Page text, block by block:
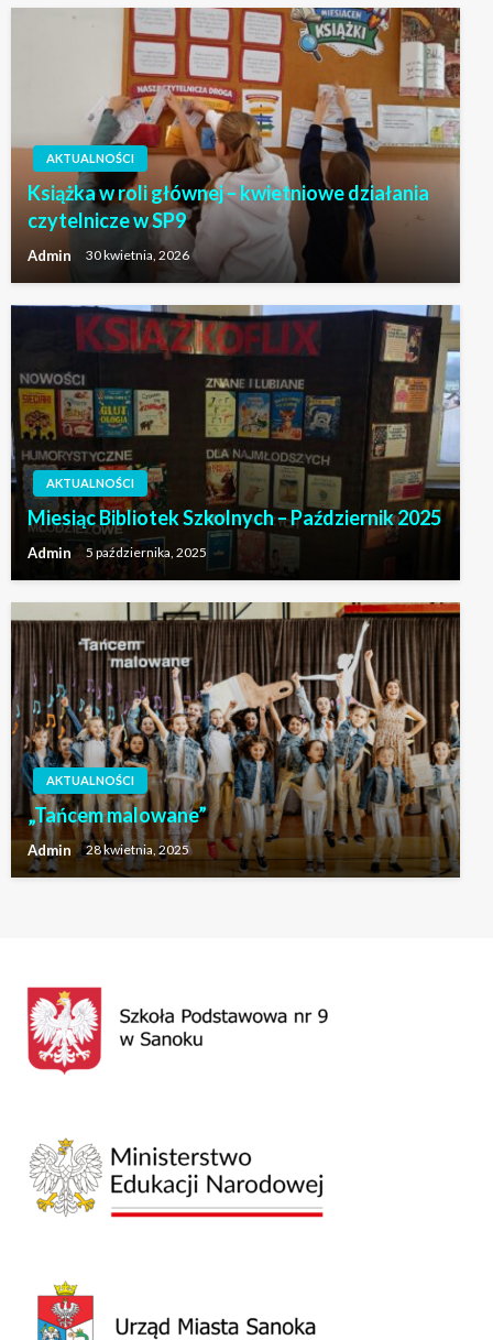
AKTUALNOŚCI
Książka w roli głównej – kwietniowe działania
czytelnicze w SP9
Admin 30 kwietnia, 2026
AKTUALNOŚCI
Miesiąc Bibliotek Szkolnych – Październik 2025
Admin 5 października, 2025
AKTUALNOŚCI
„Tańcem malowane”
Admin 28 kwietnia, 2025